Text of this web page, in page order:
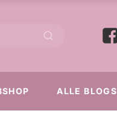
ALLE BLOGS